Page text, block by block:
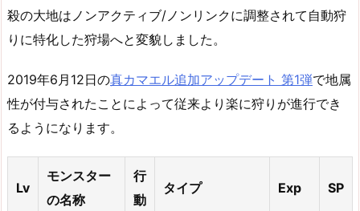
殺の大地はノンアクティブ/ノンリンクに調整されて自動狩
りに特化した狩場へと変貌しました。
2019年6月12日の真カマエル追加アップデート 第1弾で地属
性が付与されたことによって従来より楽に狩りが進行でき
るようになります。
Lv
モンスター
の名称
行
動
タイプ Exp SP